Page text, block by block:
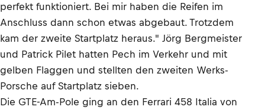
perfekt funktioniert. Bei mir haben die Reifen im
Anschluss dann schon etwas abgebaut. Trotzdem
kam der zweite Startplatz heraus." Jörg Bergmeister
und Patrick Pilet hatten Pech im Verkehr und mit
gelben Flaggen und stellten den zweiten Werks-
Porsche auf Startplatz sieben.
Die GTE-Am-Pole ging an den Ferrari 458 Italia von